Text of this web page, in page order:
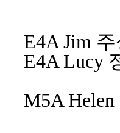
E4A Jim
E4A Lucy
M5A